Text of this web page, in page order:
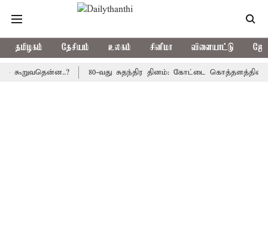
தமிழகம் தேசியம் உலகம் சினிமா விளையாட்டு
80-வது சுதந்திர தினம்: கோட்டை கொத்தளத்தில்